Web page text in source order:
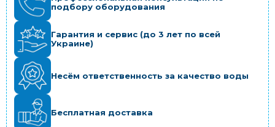
подбору оборудования
Гарантия и сервис (до 3 лет по всей
Украине)
Несём ответственность за качество воды
Бесплатная доставка